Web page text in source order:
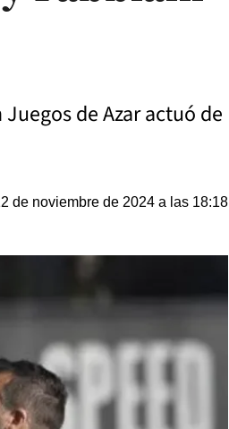
de Azar actuó de
de noviembre de 2024 a las 18:18